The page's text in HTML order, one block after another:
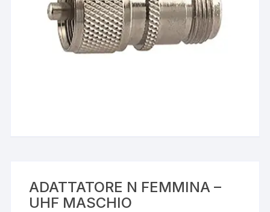
ADATTATORE N FEMMINA –
UHF MASCHIO